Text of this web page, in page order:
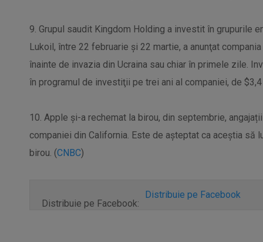
9. Grupul saudit Kingdom Holding a investit în grupurile
Lukoil, între 22 februarie şi 22 martie, a anunţat
înainte de invazia din Ucraina sau chiar în primele zile.
în programul de investiţii pe trei ani al companiei, de
10. Apple și-a rechemat la birou, din septembrie,
companiei din California. Este de așteptat ca aceștia să
birou. (CNBC)
Distribuie pe Facebook:
Distribuie pe Facebook